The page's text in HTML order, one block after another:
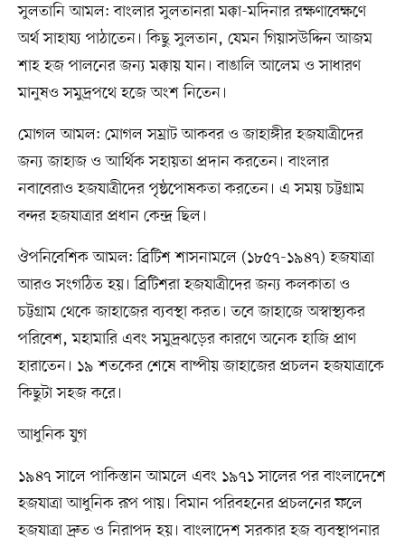
সুলতানি আমল: বাংলার সুলতানরা মক্কা-মদিনার রক্ষণাবেক্ষণে
অর্থ সাহায্য পাঠাতেন। কিছু সুলতান, যেমন গিয়াসউদ্দিন আজম
শাহ হজ পালনের জন্য মক্কায় যান। বাঙালি আলেম ও সাধারণ
মানুষও সমুদ্রপথে হজে অংশ নিতেন।
মোগল আমল: মোগল সম্রাট আকবর ও জাহাঙ্গীর হজযাত্রীদের
জন্য জাহাজ ও আর্থিক সহায়তা প্রদান করতেন। বাংলার
নবাবেরাও হজযাত্রীদের পৃষ্ঠপোষকতা করতেন। এ সময় চট্টগ্রাম
বন্দর হজযাত্রার প্রধান কেন্দ্র ছিল।
ঔপনিবেশিক আমল: ব্রিটিশ শাসনামলে (১৮৫৭-১৯৪৭) হজযাত্রা
আরও সংগঠিত হয়। ব্রিটিশরা হজযাত্রীদের জন্য কলকাতা ও
চট্টগ্রাম থেকে জাহাজের ব্যবস্থা করত। তবে জাহাজে অস্বাস্থ্যকর
পরিবেশ, মহামারি এবং সমুদ্রঝড়ের কারণে অনেক হাজি প্রাণ
হারাতেন। ১৯ শতকের শেষে বাষ্পীয় জাহাজের প্রচলন হজযাত্রাকে
কিছুটা সহজ করে।
আধুনিক যুগ
১৯৪৭ সালে পাকিস্তান আমলে এবং ১৯৭১ সালের পর বাংলাদেশে
হজযাত্রা আধুনিক রূপ পায়। বিমান পরিবহনের প্রচলনের ফলে
হজযাত্রা দ্রুত ও নিরাপদ হয়। বাংলাদেশ সরকার হজ ব্যবস্থাপনার